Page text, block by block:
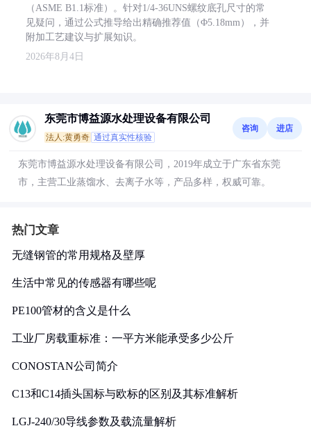
（ASME B1.1标准）。针对1/4-36UNS螺纹底孔尺寸的常
见疑问，通过公式推导给出精确推荐值（Φ5.18mm），并
附加工艺建议与扩展知识。
2026年8月4日
东莞市博益源水处理设备有限公司
法人:黄勇奇 通过真实性核验
咨询 进店
东莞市博益源水处理设备有限公司，2019年成立于广东省东莞
市，主营工业蒸馏水、去离子水等，产品多样，权威可靠。
热门文章
无缝钢管的常用规格及壁厚
生活中常见的传感器有哪些呢
PE100管材的含义是什么
工业厂房载重标准：一平方米能承受多少公斤
CONOSTAN公司简介
C13和C14插头国标与欧标的区别及其标准解析
LGJ-240/30导线参数及载流量解析